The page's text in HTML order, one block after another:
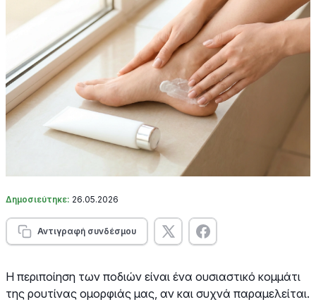
Δημοσιεύτηκε: 26.05.2026
Αντιγραφή συνδέσμου
Η περιποίηση των ποδιών είναι ένα ουσιαστικό κομμάτι
της ρουτίνας ομορφιάς μας, αν και συχνά παραμελείται.